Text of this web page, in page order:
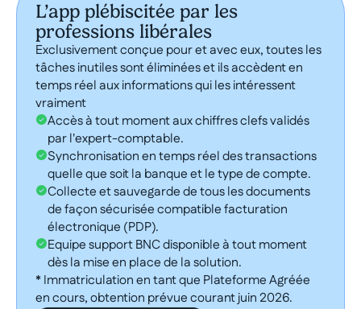
L’app plébiscitée par les
professions libérales
‍Exclusivement conçue pour et avec eux, toutes les
tâches inutiles sont éliminées et ils accèdent en
temps réel aux informations qui les intéressent
vraiment
Accès à tout moment aux chiffres clefs validés
par l'expert-comptable.
Synchronisation en temps réel des transactions
quelle que soit la banque et le type de compte.
Collecte et sauvegarde de tous les documents
de façon sécurisée compatible facturation
électronique (PDP).
Equipe support BNC disponible à tout moment
dès la mise en place de la solution.
* Immatriculation en tant que Plateforme Agréée
en cours, obtention prévue courant juin 2026.